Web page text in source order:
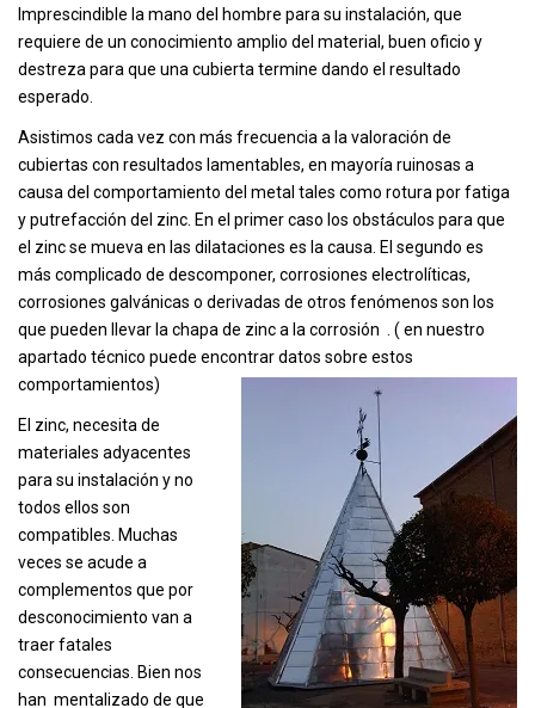
Imprescindible la mano del hombre para su instalación, que
requiere de un conocimiento amplio del material, buen oficio y
destreza para que una cubierta termine dando el resultado
esperado.
Asistimos cada vez con más frecuencia a la valoración de
cubiertas con resultados lamentables, en mayoría ruinosas a
causa del comportamiento del metal tales como rotura por fatiga
y putrefacción del zinc. En el primer caso los obstáculos para que
el zinc se mueva en las dilataciones es la causa. El segundo es
más complicado de descomponer, corrosiones electrolíticas,
corrosiones galvánicas o derivadas de otros fenómenos son los
que pueden llevar la chapa de zinc a la corrosión . ( en nuestro
apartado técnico puede encontrar datos sobre estos
comportamientos)
El zinc, necesita de
materiales adyacentes
para su instalación y no
todos ellos son
compatibles. Muchas
veces se acude a
complementos que por
desconocimiento van a
traer fatales
consecuencias. Bien nos
han mentalizado de que